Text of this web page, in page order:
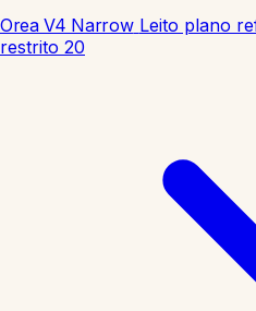
Orea V4 Narrow Leito plano
restrito 20